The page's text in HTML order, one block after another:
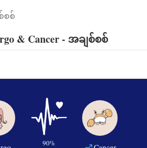
စစ်
& Cancer - အချစ်စစ်
90%